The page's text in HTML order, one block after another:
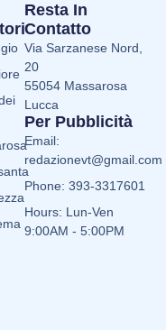
Resta In
Contatto
Via Sarzanese Nord,
20
55054 Massarosa
Lucca
Per Pubblicità
Email:
redazionevt@gmail.com
Phone: 393-3317601
Hours: Lun-Ven
9:00AM - 5:00PM